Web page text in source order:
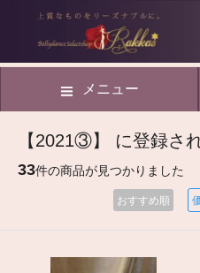
メニュー
【2021③】 に登録さ
33件の商品が見つかりました
おすすめ順